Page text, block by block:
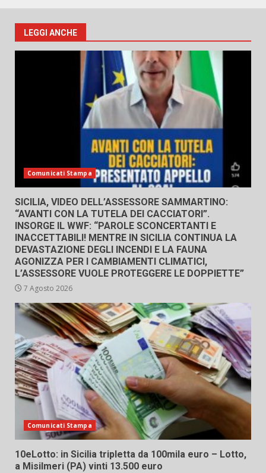
LEGGI ANCHE
Comunicati Stampa
SICILIA, VIDEO DELL’ASSESSORE SAMMARTINO:
“AVANTI CON LA TUTELA DEI CACCIATORI”.
INSORGE IL WWF: “PAROLE SCONCERTANTI E
INACCETTABILI! MENTRE IN SICILIA CONTINUA LA
DEVASTAZIONE DEGLI INCENDI E LA FAUNA
AGONIZZA PER I CAMBIAMENTI CLIMATICI,
L’ASSESSORE VUOLE PROTEGGERE LE DOPPIETTE”
7 Agosto 2026
Comunicati Stampa
10eLotto: in Sicilia tripletta da 100mila euro – Lotto,
a Misilmeri (PA) vinti 13.500 euro